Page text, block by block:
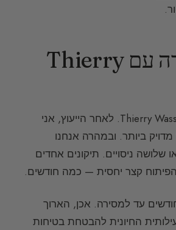
תהליך היצירה עם Thierry
כיום, אני עובדת עם Thierry Wasser. לאחר הייעוץ, אני
ביותר. ובמהרה אנחנו
שלושה ניסויים. תיקונים אחדים
קצר יחסית — כמה חודשים.
זאת, נדרשים כ-9 חודשים עד למסירה. אכן, הארוך
החיונית להבטחת בטיחות